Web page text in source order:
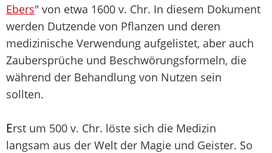
Ebers" von etwa 1600 v. Chr. In diesem Dokument
werden Dutzende von Pflanzen und deren
medizinische Verwendung aufgelistet, aber auch
Zaubersprüche und Beschwörungsformeln, die
während der Behandlung von Nutzen sein
sollten.
Erst um 500 v. Chr. löste sich die Medizin
langsam aus der Welt der Magie und Geister. So